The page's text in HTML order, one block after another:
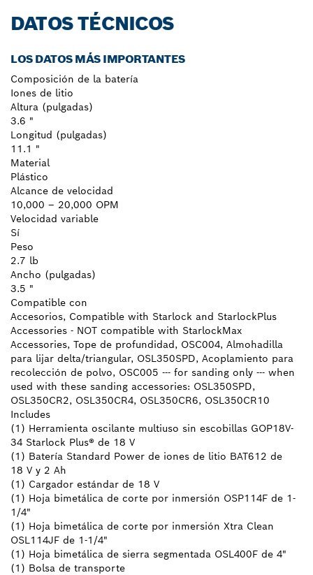
DATOS TÉCNICOS
LOS DATOS MÁS IMPORTANTES
Composición de la batería
Iones de litio
Altura (pulgadas)
3.6 "
Longitud (pulgadas)
11.1 "
Material
Plástico
Alcance de velocidad
10,000 – 20,000 OPM
Velocidad variable
Sí
Peso
2.7 lb
Ancho (pulgadas)
3.5 "
Compatible con
Accesorios, Compatible with Starlock and StarlockPlus
Accessories - NOT compatible with StarlockMax
Accessories, Tope de profundidad, OSC004, Almohadilla
para lijar delta/triangular, OSL350SPD, Acoplamiento para
recolección de polvo, OSC005 --- for sanding only --- when
used with these sanding accessories: OSL350SPD,
OSL350CR2, OSL350CR4, OSL350CR6, OSL350CR10
Includes
(1) Herramienta oscilante multiuso sin escobillas GOP18V-
34 Starlock Plus® de 18 V
(1) Batería Standard Power de iones de litio BAT612 de
18 V y 2 Ah
(1) Cargador estándar de 18 V
(1) Hoja bimetálica de corte por inmersión OSP114F de 1-
1/4"
(1) Hoja bimetálica de corte por inmersión Xtra Clean
OSL114JF de 1-1/4"
(1) Hoja bimetálica de sierra segmentada OSL400F de 4"
(1) Bolsa de transporte